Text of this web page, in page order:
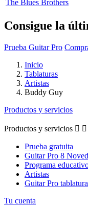
The Blues Brothers
Consigue la
Prueba Guitar Pro
Inicio
Tablaturas
Artistas
Buddy Guy
Productos y servicios
Productos y servicios  
Prueba gratuita
Guitar Pro 8
Programa
Artistas
Guitar Pro
Tu cuenta